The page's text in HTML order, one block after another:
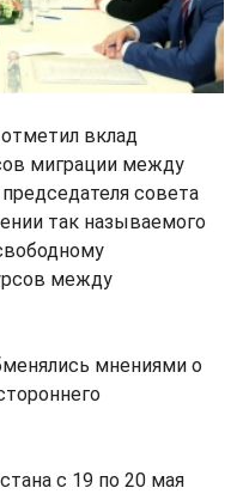
вклад
миграции между
совета
так называемого
между
мнениями о
с 19 по 20 мая